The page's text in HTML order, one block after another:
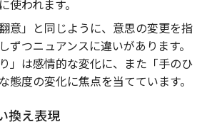
使われます。
意」と同じように、意思の変更を指
ずつニュアンスに違いがあります。
」は感情的な変化に、また「手のひ
態度の変化に焦点を当てています。
換え表現